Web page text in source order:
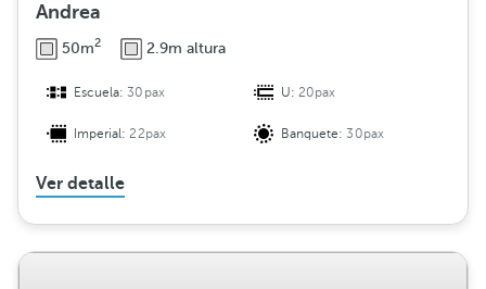
Andrea
50m2 2.9m altura
Escuela:30pax U:20pax
Imperial:22pax Banquete:30pax
Ver detalle